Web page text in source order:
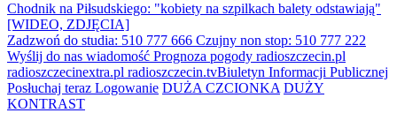
Chodnik na Piłsudskiego: "kobiety na szpilkach balety odstawiają"
[WIDEO, ZDJĘCIA]
Zadzwoń do studia: 510 777 666 Czujny non stop: 510 777 222
Wyślij do nas wiadomość Prognoza pogody radioszczecin.pl
radioszczecinextra.pl radioszczecin.tvBiuletyn Informacji Publicznej
Posłuchaj teraz Logowanie DUŻA CZCIONKA DUŻY
KONTRAST